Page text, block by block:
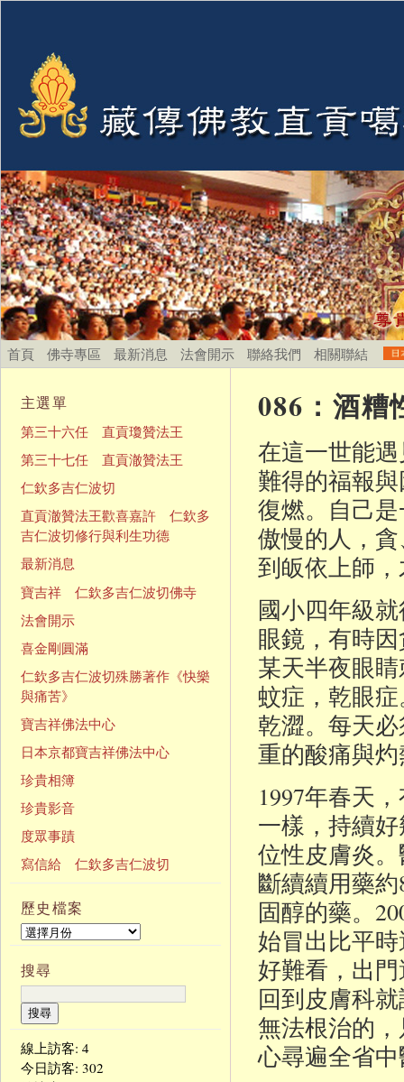
首頁 佛寺專區 最新消息 法會開示 聯絡我們 相關聯結
086：酒糟
在這一世能
難得的福報
復燃。自己
傲慢的人，
到皈依上師
國小四年級
眼鏡，有時
某天半夜眼
蚊症，乾眼
乾澀。每天
重的酸痛與
1997年春天
一樣，持續
位性皮膚炎
斷續續用藥
固醇的藥。
始冒出比平
好難看，出
回到皮膚科
無法根治的
心尋遍全省
主選單
第三十六任 直貢瓊贊法王
第三十七任 直貢澈贊法王
仁欽多吉仁波切
直貢澈贊法王歡喜嘉許 仁欽多
吉仁波切修行與利生功德
最新消息
寶吉祥 仁欽多吉仁波切佛寺
法會開示
喜金剛圓滿
仁欽多吉仁波切殊勝著作《快樂
與痛苦》
寶吉祥佛法中心
日本京都寶吉祥佛法中心
珍貴相簿
珍貴影音
度眾事蹟
寫信給 仁欽多吉仁波切
歷史檔案
搜尋
線上訪客: 4
今日訪客: 302